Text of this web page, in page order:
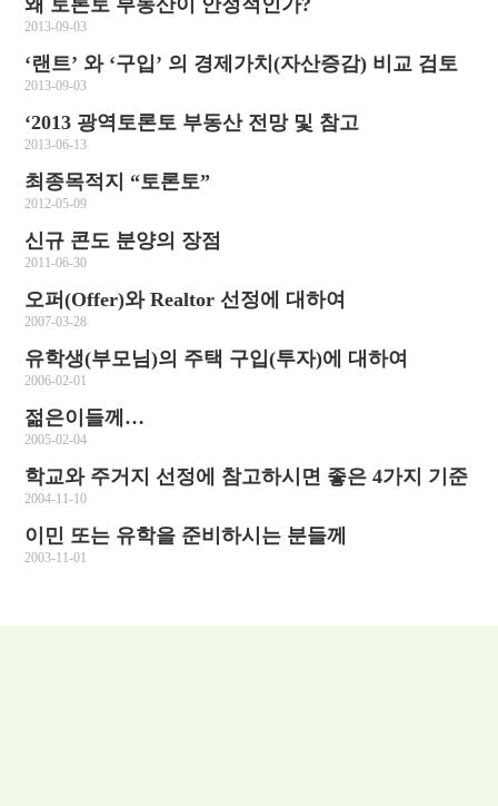
왜 토론토 부동산이 안정적인가?
2013-09-03
‘랜트’ 와 ‘구입’ 의 경제가치(자산증감) 비교 검토
2013-09-03
‘2013 광역토론토 부동산 전망 및 참고
2013-06-13
최종목적지 “토론토”
2012-05-09
신규 콘도 분양의 장점
2011-06-30
오퍼(Offer)와 Realtor 선정에 대하여
2007-03-28
유학생(부모님)의 주택 구입(투자)에 대하여
2006-02-01
젊은이들께…
2005-02-04
학교와 주거지 선정에 참고하시면 좋은 4가지 기준
2004-11-10
이민 또는 유학을 준비하시는 분들께
2003-11-01